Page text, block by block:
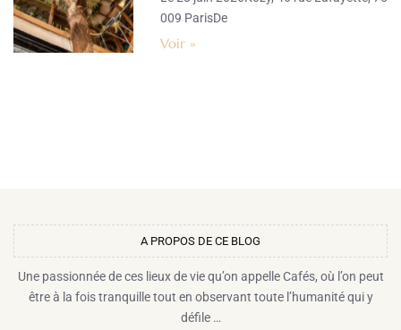
009 ParisDe
Voir »
A PROPOS DE CE BLOG​
Une passionnée de ces lieux de vie qu’on appelle Cafés, où l’on peut
être à la fois tranquille tout en observant toute l’humanité qui y
défile …